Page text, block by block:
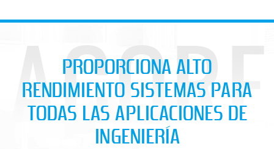
PROPORCIONA ALTO
RENDIMIENTO SISTEMAS PARA
TODAS LAS APLICACIONES DE
INGENIERÍA